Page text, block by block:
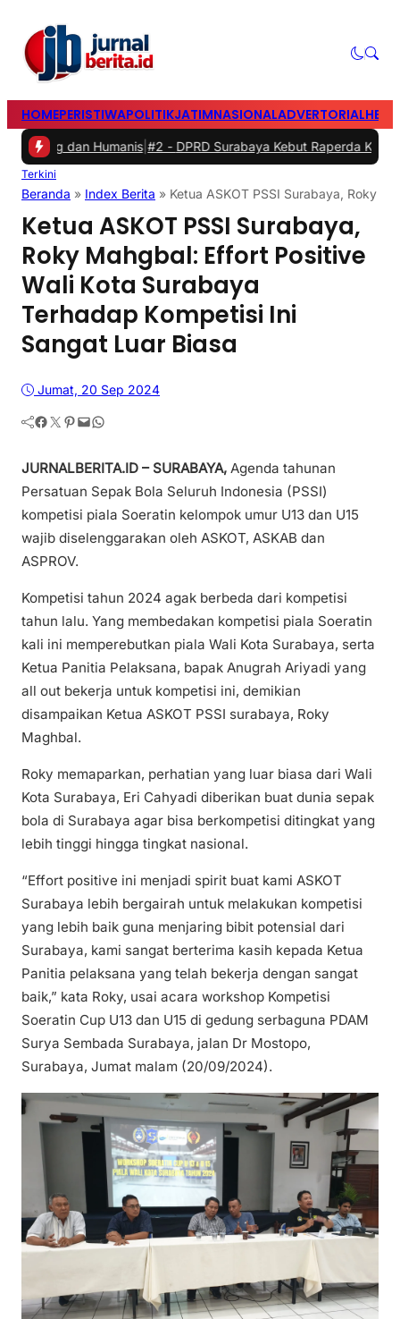
HOMEPERISTIWAPOLITIKJATIMNASIONALADVERTORIAL
Humanis|#2 -DPRD Surabaya Kebut Raperda Kampung
Terkini
Beranda » Index Berita » Ketua ASKOT PSSI Surabaya, Roky
Ketua ASKOT PSSI Surabaya,
Roky Mahgbal: Effort Positive
Wali Kota Surabaya
Terhadap Kompetisi Ini
Sangat Luar Biasa
Jumat, 20 Sep 2024
Facebook Twitter Pinterest Mail WhatsApp
JURNALBERITA.ID – SURABAYA, Agenda tahunan
Persatuan Sepak Bola Seluruh Indonesia (PSSI)
kompetisi piala Soeratin kelompok umur U13 dan U15
wajib diselenggarakan oleh ASKOT, ASKAB dan
ASPROV.
Kompetisi tahun 2024 agak berbeda dari kompetisi
tahun lalu. Yang membedakan kompetisi piala Soeratin
kali ini memperebutkan piala Wali Kota Surabaya, serta
Ketua Panitia Pelaksana, bapak Anugrah Ariyadi yang
all out bekerja untuk kompetisi ini, demikian
disampaikan Ketua ASKOT PSSI surabaya, Roky
Maghbal.
Roky memaparkan, perhatian yang luar biasa dari Wali
Kota Surabaya, Eri Cahyadi diberikan buat dunia sepak
bola di Surabaya agar bisa berkompetisi ditingkat yang
lebih tinggi hingga tingkat nasional.
“Effort positive ini menjadi spirit buat kami ASKOT
Surabaya lebih bergairah untuk melakukan kompetisi
yang lebih baik guna menjaring bibit potensial dari
Surabaya, kami sangat berterima kasih kepada Ketua
Panitia pelaksana yang telah bekerja dengan sangat
baik,” kata Roky, usai acara workshop Kompetisi
Soeratin Cup U13 dan U15 di gedung serbaguna PDAM
Surya Sembada Surabaya, jalan Dr Mostopo,
Surabaya, Jumat malam (20/09/2024).